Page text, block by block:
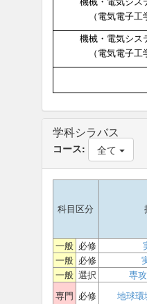
（電気電子工
機械・電気シス
（電気電子工
学科シラバス
コース: 全て
科目区分
一般 必修
一般 必修
一般 選択 専
専門 必修 地球環